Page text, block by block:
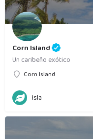
Corn Island
Un caribeño exótico
Corn Island
Isla